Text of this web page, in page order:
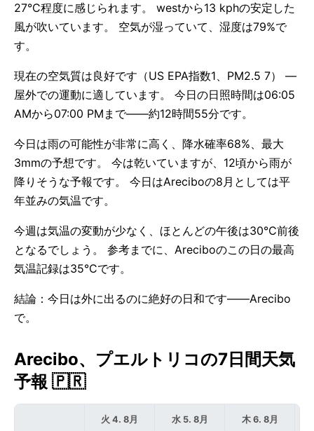
27°C程度に感じられます。 westから13 kphの安定した
風が吹いています。 空気が湿っていて、湿度は79%で
す。
現在の空気質は良好です（US EPA指数1、PM2.5 7） —
屋外での運動に適しています。 今日の日照時間は06:05
AMから07:00 PMまで——約12時間55分です。
今日は雨の可能性が非常に高く、降水確率68%、最大
3mmの予想です。 今は乾いていますが、12頃から雨が
降りそうな予報です。 今日はAreciboの8月としては平
年並みの気温です。
今週は気温の変動が少なく、ほとんどの午後は30°C前後
となるでしょう。 参考までに、Areciboのこの日の最高
気温記録は35°Cです。
結論：今日は外に出るのに絶好の日和です——Arecibo
で。
Arecibo、プエルトリコの7日間天気
予報 🇵🇷
火 4. 8月 水 5. 8月 木 6. 8月